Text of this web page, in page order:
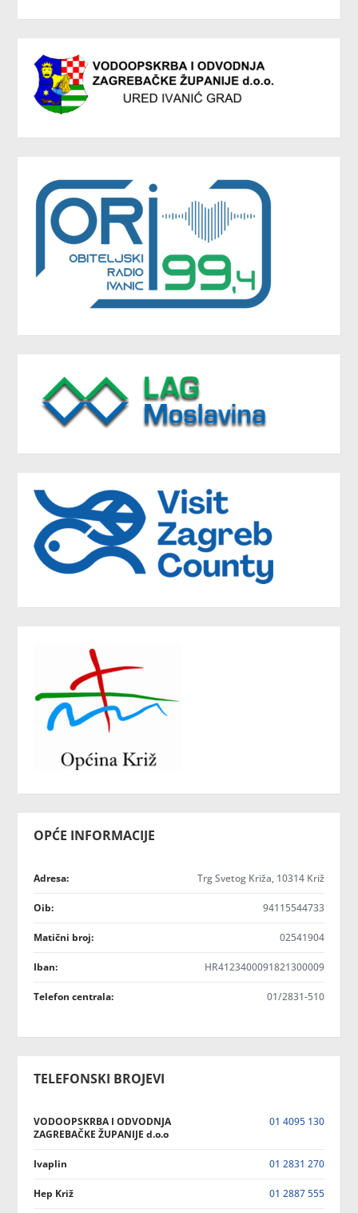
OPĆE INFORMACIJE
Adresa: Trg Svetog Križa, 10314 Križ
Oib: 94115544733
Matični broj: 02541904
Iban: HR4123400091821300009
Telefon centrala: 01/2831-510
TELEFONSKI BROJEVI
VODOOPSKRBA I ODVODNJA
ZAGREBAČKE ŽUPANIJE d.o.o
01 4095 130
Ivaplin 01 2831 270
Hep Križ 01 2887 555